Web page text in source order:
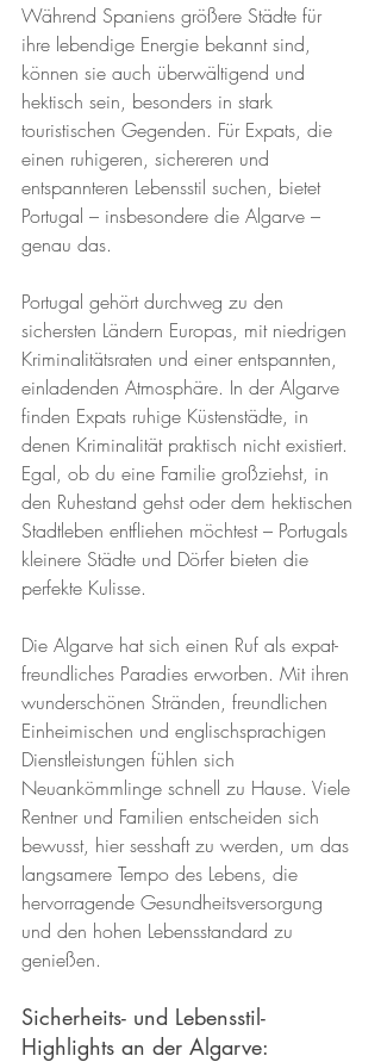
Während Spaniens größere Städte für
ihre lebendige Energie bekannt sind,
können sie auch überwältigend und
hektisch sein, besonders in stark
touristischen Gegenden. Für Expats, die
einen ruhigeren, sichereren und
entspannteren Lebensstil suchen, bietet
Portugal – insbesondere die Algarve –
genau das.
Portugal gehört durchweg zu den
sichersten Ländern Europas, mit niedrigen
Kriminalitätsraten und einer entspannten,
einladenden Atmosphäre. In der Algarve
finden Expats ruhige Küstenstädte, in
denen Kriminalität praktisch nicht existiert.
Egal, ob du eine Familie großziehst, in
den Ruhestand gehst oder dem hektischen
Stadtleben entfliehen möchtest – Portugals
kleinere Städte und Dörfer bieten die
perfekte Kulisse.
Die Algarve hat sich einen Ruf als expat-
freundliches Paradies erworben. Mit ihren
wunderschönen Stränden, freundlichen
Einheimischen und englischsprachigen
Dienstleistungen fühlen sich
Neuankömmlinge schnell zu Hause. Viele
Rentner und Familien entscheiden sich
bewusst, hier sesshaft zu werden, um das
langsamere Tempo des Lebens, die
hervorragende Gesundheitsversorgung
und den hohen Lebensstandard zu
genießen.
Sicherheits- und Lebensstil-
Highlights an der Algarve: